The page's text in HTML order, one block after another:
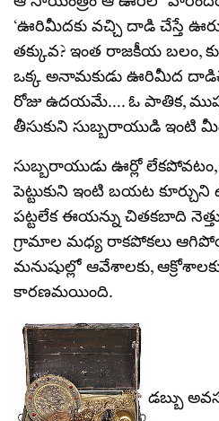
‘ఊరిమీదకు వచ్చి దాడి చేస్తే
తక్కువ? ఇంత రాజకీయ బలం,
ఒక్క అనామకుడు ఊరిమీద
రోజు ఉదయమే…. ఓ పాతిక,
తీసుకుని సుబ్బరాయుడి ఇంటి
సుబ్బరాయుడు ఊర్లో లేకపోవటం,
పెట్టుకుని ఇంటి బయట
పట్టలేక ఈయన్ను చితకబాది
గ్రామాల మధ్య రాకపోకలు
మనుషుల్లో ఆవేశాలకు,
కారణమయింది.
డబ్బు